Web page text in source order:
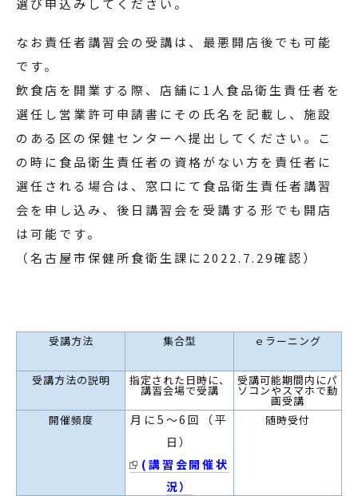
選び申込みしてください。
なお責任者講習会の受講は、最悪開店後でも可能
です。
飲食店を開業する際、店舗に1人食品衛生責任者を
選任し営業許可申請書にその氏名を記載し、施設
のある区の保健センターへ提出してください。こ
の時に食品衛生責任者の資格がない方を責任者に
選任される場合は、窓口にて食品衛生責任者講習
会を申し込み、後日講習会を受講する形でも開店
は可能です。
（名古屋市保健所食衛生課に2022.7.29確認）
受講方法 集合型 ｅラーニング
受講方法の説明 指定された日時に、
講習会場で受講
受講可能期間内にパ
ソコンやスマホで動
画受講
開催頻度
月に5～6回（平
日）
(講習会開催状
況）
随時受付